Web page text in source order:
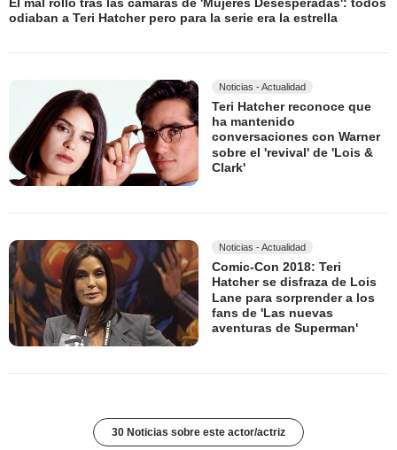
El mal rollo tras las cámaras de 'Mujeres Desesperadas': todos
odiaban a Teri Hatcher pero para la serie era la estrella
Noticias - Actualidad
Teri Hatcher reconoce que
ha mantenido
conversaciones con Warner
sobre el 'revival' de 'Lois &
Clark'
Noticias - Actualidad
Comic-Con 2018: Teri
Hatcher se disfraza de Lois
Lane para sorprender a los
fans de 'Las nuevas
aventuras de Superman'
30 Noticias sobre este actor/actriz